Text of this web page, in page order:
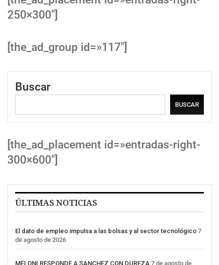
250×300″]
[the_ad_group id=»117″]
Buscar
BUSCAR
[the_ad_placement id=»entradas-right-
300×600″]
ÚLTIMAS NOTICIAS
El dato de empleo impulsa a las bolsas y al sector tecnológico 7
de agosto de 2026
MELONI RESPONDE A SANCHEZ CON DUREZA 7 de agosto de